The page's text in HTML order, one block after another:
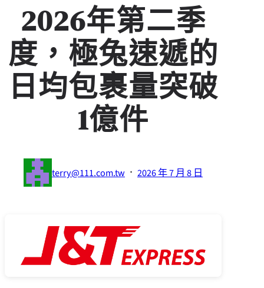
2026年第二季
度，極兔速遞的
日均包裹量突破
1億件
terry@111.com.tw · 2026 年 7 月 8 日